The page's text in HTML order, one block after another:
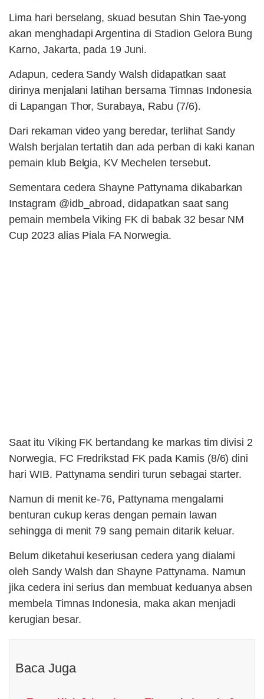
Lima hari berselang, skuad besutan Shin Tae-yong
akan menghadapi Argentina di Stadion Gelora Bung
Karno, Jakarta, pada 19 Juni.
Adapun, cedera Sandy Walsh didapatkan saat
dirinya menjalani latihan bersama Timnas Indonesia
di Lapangan Thor, Surabaya, Rabu (7/6).
Dari rekaman video yang beredar, terlihat Sandy
Walsh berjalan tertatih dan ada perban di kaki kanan
pemain klub Belgia, KV Mechelen tersebut.
Sementara cedera Shayne Pattynama dikabarkan
Instagram @idb_abroad, didapatkan saat sang
pemain membela Viking FK di babak 32 besar NM
Cup 2023 alias Piala FA Norwegia.
Saat itu Viking FK bertandang ke markas tim divisi 2
Norwegia, FC Fredrikstad FK pada Kamis (8/6) dini
hari WIB. Pattynama sendiri turun sebagai starter.
Namun di menit ke-76, Pattynama mengalami
benturan cukup keras dengan pemain lawan
sehingga di menit 79 sang pemain ditarik keluar.
Belum diketahui keseriusan cedera yang dialami
oleh Sandy Walsh dan Shayne Pattynama. Namun
jika cedera ini serius dan membuat keduanya absen
membela Timnas Indonesia, maka akan menjadi
kerugian besar.
Baca Juga